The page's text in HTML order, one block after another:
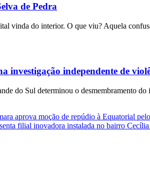
de Pedra
vinda do interior. O que viu? Aquela
investigação independente de
do Sul determinou o desmembramento
aprova moção de repúdio à Equatorial
filial inovadora instalada no bairro